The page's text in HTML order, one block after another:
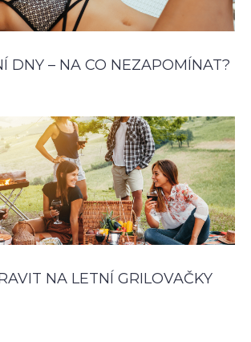
DNY – NA CO NEZAPOMÍNAT?
NA LETNÍ GRILOVAČKY